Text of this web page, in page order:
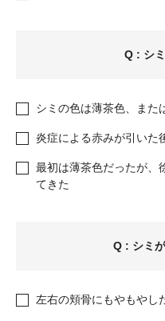
Q : シ
シミの色は薄茶色、また
炎症による赤みが引いた
最初は薄茶色だったが、
てきた
Q : シミ
左右の頬骨にもやもやし